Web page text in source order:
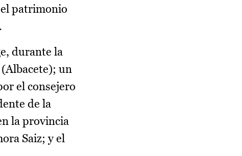
patrimonio
durante la
un
el consejero
de la
la provincia
Saiz; y el